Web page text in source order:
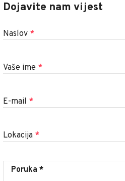
Dojavite nam vijest
Naslov *
Vaše ime *
E-mail *
Lokacija *